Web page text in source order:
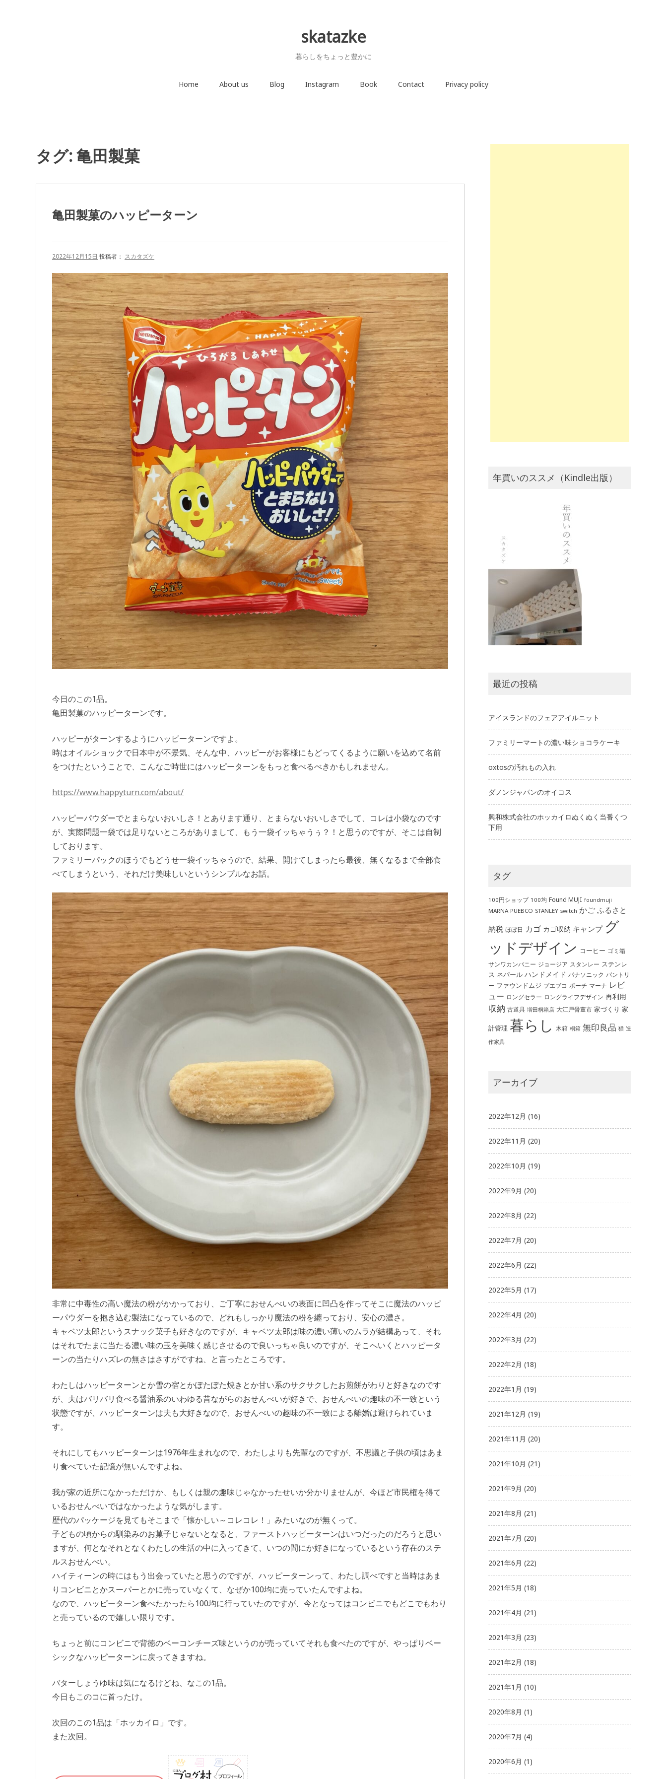
skatazke
暮らしをちょっと豊かに
Home About us Blog Instagram Book Contact Privacy policy
タグ:亀田製菓
亀田製菓のハッピーターン
2022年12月15日 投稿者： スカタズケ
今日のこの1品。
亀田製菓のハッピーターンです。
ハッピーがターンするようにハッピーターンですよ。
時はオイルショックで日本中が不景気、そんな中、ハッピーがお客様にもどってくるように願いを込めて名前
をつけたということで、こんなご時世にはハッピーターンをもっと食べるべきかもしれません。
https://www.happyturn.com/about/
ハッピーパウダーでとまらないおいしさ！とあります通り、とまらないおいしさでして、コレは小袋なのです
が、実際問題一袋では足りないところがありまして、もう一袋イッちゃうぅ？！と思うのですが、そこは自制
しております。
ファミリーパックのほうでもどうせ一袋イッちゃうので、結果、開けてしまったら最後、無くなるまで全部食
べてしまうという、それだけ美味しいというシンプルなお話。
非常に中毒性の高い魔法の粉がかかっており、ご丁寧におせんべいの表面に凹凸を作ってそこに魔法のハッピ
ーパウダーを抱き込む製法になっているので、どれもしっかり魔法の粉を纏っており、安心の濃さ。
キャベツ太郎というスナック菓子も好きなのですが、キャベツ太郎は味の濃い薄いのムラが結構あって、それ
はそれでたまに当たる濃い味の玉を美味く感じさせるので良いっちゃ良いのですが、そこへいくとハッピータ
ーンの当たりハズレの無さはさすがですね、と言ったところです。
わたしはハッピーターンとか雪の宿とかぽたぽた焼きとか甘い系のサクサクしたお煎餅がわりと好きなのです
が、夫はバリバリ食べる醤油系のいわゆる昔ながらのおせんべいが好きで、おせんべいの趣味の不一致という
状態ですが、ハッピーターンは夫も大好きなので、おせんべいの趣味の不一致による離婚は避けられていま
す。
それにしてもハッピーターンは1976年生まれなので、わたしよりも先輩なのですが、不思議と子供の頃はあま
り食べていた記憶が無いんですよね。
我が家の近所になかっただけか、もしくは親の趣味じゃなかったせいか分かりませんが、今ほど市民権を得て
いるおせんべいではなかったような気がします。
歴代のパッケージを見てもそこまで「懐かしい～コレコレ！」みたいなのが無くって。
子どもの頃からの馴染みのお菓子じゃないとなると、ファーストハッピーターンはいつだったのだろうと思い
ますが、何となそれとなくわたしの生活の中に入ってきて、いつの間にか好きになっているという存在のステ
ルスおせんべい。
ハイティーンの時にはもう出会っていたと思うのですが、ハッピーターンって、わたし調べですと当時はあま
りコンビニとかスーパーとかに売っていなくて、なぜか100均に売っていたんですよね。
なので、ハッピーターン食べたかったら100均に行っていたのですが、今となってはコンビニでもどこでもわり
と売っているので嬉しい限りです。
ちょっと前にコンビニで背徳のベーコンチーズ味というのが売っていてそれも食べたのですが、やっぱりベー
シックなハッピーターンに戻ってきますね。
バターしょうゆ味は気になるけどね、なこの1品。
今日もこのコに首ったけ。
次回のこの1品は「ホッカイロ」です。
また次回。
年買いのススメ（Kindle出版）
最近の投稿
アイスランドのフェアアイルニット
ファミリーマートの濃い味ショコラケーキ
oxtosの汚れもの入れ
ダノンジャパンのオイコス
興和株式会社のホッカイロぬくぬく当番くつ
下用
タグ
100円ショップ 100均 Found MUJI foundmuji
MARNA PUEBCO STANLEY switch かご ふるさと
納税 ほぼ日 カゴ カゴ収納 キャンプ グ
ッドデザイン コーヒー ゴミ箱
サンワカンパニー ジョージア スタンレー ステンレ
ス ネパール ハンドメイド パナソニック パントリ
ー ファウンドムジ プエブコ ポーチ マーナ レビ
ュー ロングセラー ロングライフデザイン 再利用
収納 古道具 増田桐箱店 大江戸骨董市 家づくり 家
計管理 暮らし 木箱 桐箱 無印良品 猫 造
作家具
アーカイブ
2022年12月 (16)
2022年11月 (20)
2022年10月 (19)
2022年9月 (20)
2022年8月 (22)
2022年7月 (20)
2022年6月 (22)
2022年5月 (17)
2022年4月 (20)
2022年3月 (22)
2022年2月 (18)
2022年1月 (19)
2021年12月 (19)
2021年11月 (20)
2021年10月 (21)
2021年9月 (20)
2021年8月 (21)
2021年7月 (20)
2021年6月 (22)
2021年5月 (18)
2021年4月 (21)
2021年3月 (23)
2021年2月 (18)
2021年1月 (10)
2020年8月 (1)
2020年7月 (4)
2020年6月 (1)